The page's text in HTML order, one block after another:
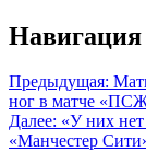
Навигация
Предыдущая:
ног в матче
Далее: «У них
«Манчестер